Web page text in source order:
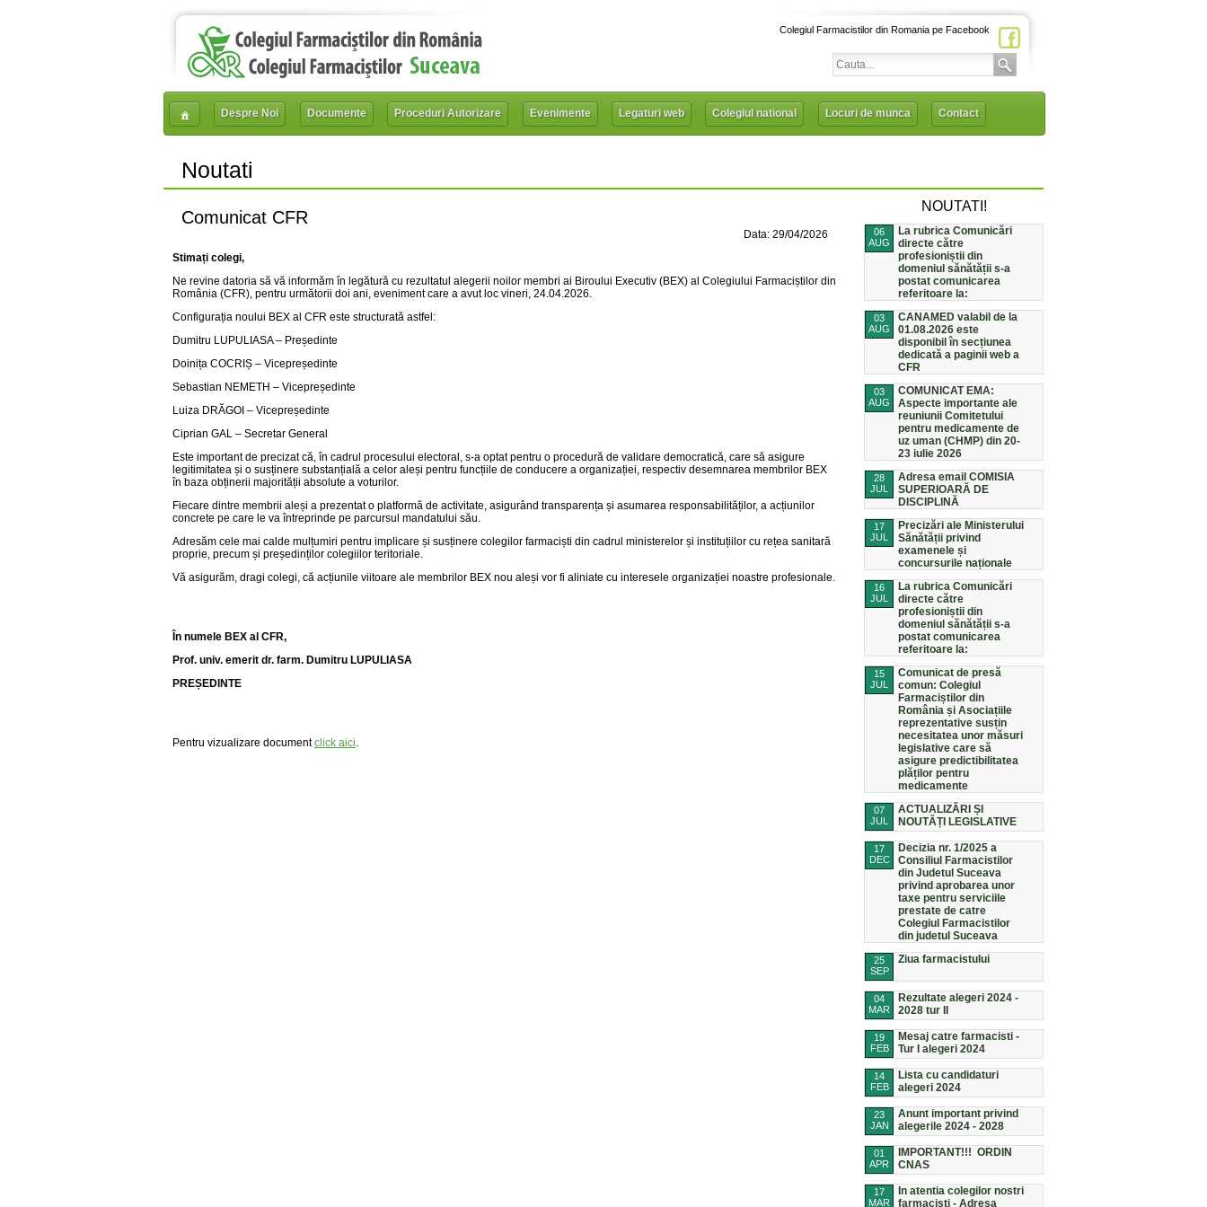
Colegiul Farmacistilor din Romania pe Facebook
Despre Noi Documente Proceduri Autorizare Evenimente Legaturi web Colegiul national Locuri de munca Contact
Noutati
Comunicat CFR
Data: 29/04/2026
Stimați colegi,
Ne revine datoria să vă informăm în legătură cu rezultatul alegerii noilor membri ai Biroului Executiv (BEX) al Colegiului Farmaciștilor din
România (CFR), pentru următorii doi ani, eveniment care a avut loc vineri, 24.04.2026.
Configurația noului BEX al CFR este structurată astfel:
Dumitru LUPULIASA – Președinte
Doinița COCRIȘ – Vicepreședinte
Sebastian NEMETH – Vicepreședinte
Luiza DRĂGOI – Vicepreședinte
Ciprian GAL – Secretar General
Este important de precizat că, în cadrul procesului electoral, s-a optat pentru o procedură de validare democratică, care să asigure
legitimitatea și o susținere substanțială a celor aleși pentru funcțiile de conducere a organizației, respectiv desemnarea membrilor BEX
în baza obținerii majorității absolute a voturilor.
Fiecare dintre membrii aleși a prezentat o platformă de activitate, asigurând transparența și asumarea responsabilităților, a acțiunilor
concrete pe care le va întreprinde pe parcursul mandatului său.
Adresăm cele mai calde mulțumiri pentru implicare și susținere colegilor farmaciști din cadrul ministerelor și instituțiilor cu rețea sanitară
proprie, precum și președinților colegiilor teritoriale.
Vă asigurăm, dragi colegi, că acțiunile viitoare ale membrilor BEX nou aleși vor fi aliniate cu interesele organizației noastre profesionale.
În numele BEX al CFR,
Prof. univ. emerit dr. farm. Dumitru LUPULIASA
PREȘEDINTE
Pentru vizualizare documentclick aici.
NOUTATI!
06
AUG
La rubrica Comunicări
directe către
profesioniștii din
domeniul sănătății s-a
postat comunicarea
referitoare la:
03
AUG
CANAMED valabil de la
01.08.2026 este
disponibil în secțiunea
dedicată a paginii web a
CFR
03
AUG
COMUNICAT EMA:
Aspecte importante ale
reuniunii Comitetului
pentru medicamente de
uz uman (CHMP) din 20-
23 iulie 2026
28
JUL
Adresa email COMISIA
SUPERIOARĂ DE
DISCIPLINĂ
17
JUL
Precizări ale Ministerului
Sănătății privind
examenele și
concursurile naționale
16
JUL
La rubrica Comunicări
directe către
profesioniștii din
domeniul sănătății s-a
postat comunicarea
referitoare la:
15
JUL
Comunicat de presă
comun: Colegiul
Farmaciștilor din
România și Asociațiile
reprezentative susțin
necesitatea unor măsuri
legislative care să
asigure predictibilitatea
plăților pentru
medicamente
07
JUL
ACTUALIZĂRI ȘI
NOUTĂȚI LEGISLATIVE
17
DEC
Decizia nr. 1/2025 a
Consiliul Farmacistilor
din Judetul Suceava
privind aprobarea unor
taxe pentru serviciile
prestate de catre
Colegiul Farmacistilor
din judetul Suceava
25
SEP
Ziua farmacistului
04
MAR
Rezultate alegeri 2024 -
2028 tur II
19
FEB
Mesaj catre farmacisti -
Tur I alegeri 2024
14
FEB
Lista cu candidaturi
alegeri 2024
23
JAN
Anunt important privind
alegerile 2024 - 2028
01
APR
IMPORTANT!!! ORDIN
CNAS
17
MAR
In atentia colegilor nostri
farmacisti - Adresa